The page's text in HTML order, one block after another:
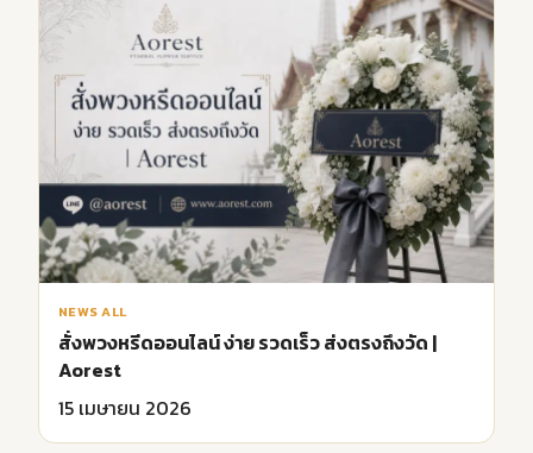
NEWS ALL
สั่งพวงหรีดออนไลน์ ง่าย รวดเร็ว ส่งตรงถึงวัด |
Aorest
15 เมษายน 2026